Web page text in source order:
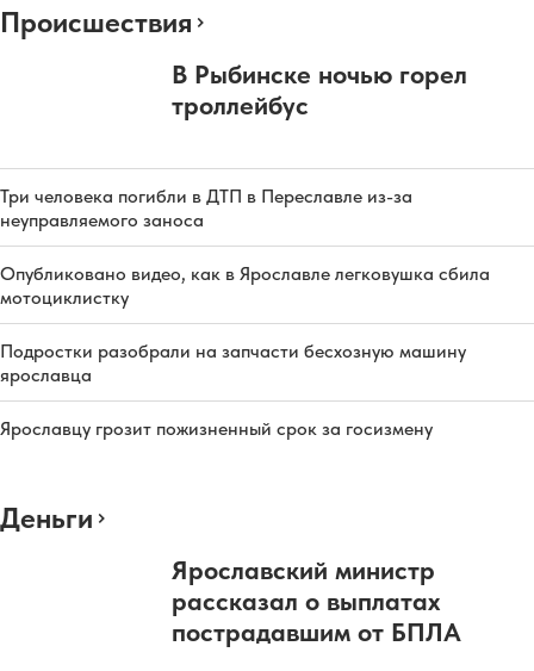
Происшествия
В Рыбинске ночью горел
троллейбус
Три человека погибли в ДТП в Переславле из-за
неуправляемого заноса
Опубликовано видео, как в Ярославле легковушка сбила
мотоциклистку
Подростки разобрали на запчасти бесхозную машину
ярославца
Ярославцу грозит пожизненный срок за госизмену
Деньги
Ярославский министр
рассказал о выплатах
пострадавшим от БПЛА